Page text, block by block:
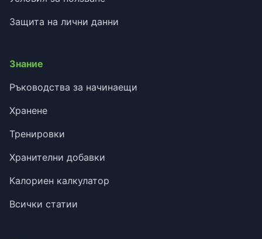
Защита на лични данни
Знание
Ръководства за начинаещи
Хранене
Тренировки
Хранителни добавки
Калориен калкулатор
Всички статии